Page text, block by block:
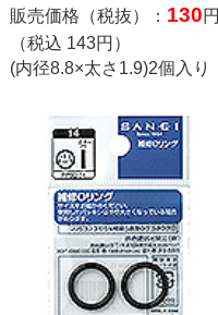
販売価格（税抜）： 130円
（税込 143円）
(内径8.8×太さ1.9)2個入り